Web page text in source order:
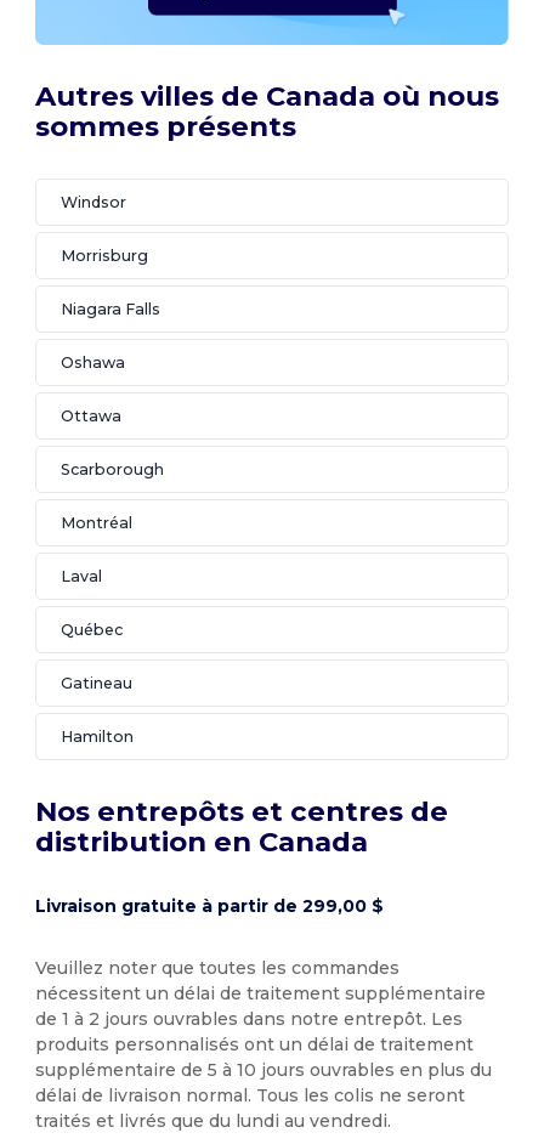
Autres villes de Canada où nous
sommes présents
Windsor
Morrisburg
Niagara Falls
Oshawa
Ottawa
Scarborough
Montréal
Laval
Québec
Gatineau
Hamilton
Nos entrepôts et centres de
distribution en Canada
Livraison gratuite à partir de 299,00 $
Veuillez noter que toutes les commandes
nécessitent un délai de traitement supplémentaire
de 1 à 2 jours ouvrables dans notre entrepôt. Les
produits personnalisés ont un délai de traitement
supplémentaire de 5 à 10 jours ouvrables en plus du
délai de livraison normal. Tous les colis ne seront
traités et livrés que du lundi au vendredi.